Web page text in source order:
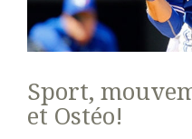
Sport,
et Ostéo!